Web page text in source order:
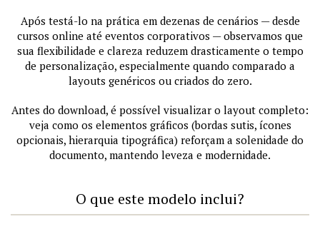
Após testá-lo na prática em dezenas de cenários — desde
cursos online até eventos corporativos — observamos que
sua flexibilidade e clareza reduzem drasticamente o tempo
de personalização, especialmente quando comparado a
layouts genéricos ou criados do zero.
Antes do download, é possível visualizar o layout completo:
veja como os elementos gráficos (bordas sutis, ícones
opcionais, hierarquia tipográfica) reforçam a solenidade do
documento, mantendo leveza e modernidade.
O que este modelo inclui?